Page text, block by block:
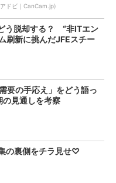
アドビ｜CanCam.jp)
う脱却する？ “非ITエン
刷新に挑んだJFEスチー
要の手応え」をどう語っ
見通しを考察
の裏側をチラ見せ♡